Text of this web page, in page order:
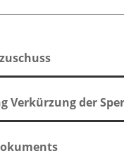
Verkürzung der